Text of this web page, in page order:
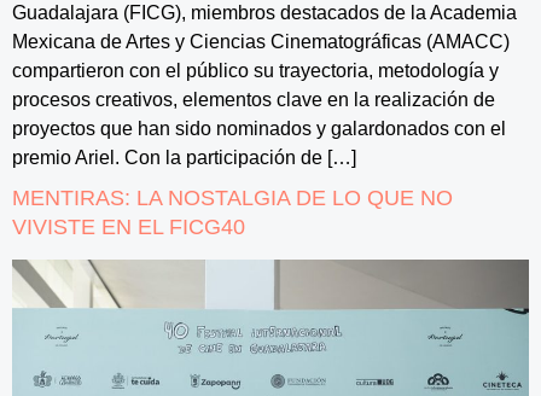
Guadalajara (FICG), miembros destacados de la Academia
Mexicana de Artes y Ciencias Cinematográficas (AMACC)
compartieron con el público su trayectoria, metodología y
procesos creativos, elementos clave en la realización de
proyectos que han sido nominados y galardonados con el
premio Ariel. Con la participación de […]
MENTIRAS: LA NOSTALGIA DE LO QUE NO
VIVISTE EN EL FICG40